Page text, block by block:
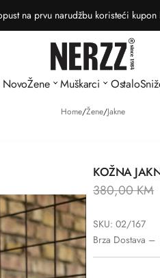
na prvu narudžbu koristeći kupon
NovoŽene Muškarci Ostalo
Home/Žene/Jakne
KOŽNA
380,00KM
SKU: 02/167
Brza Dostava –